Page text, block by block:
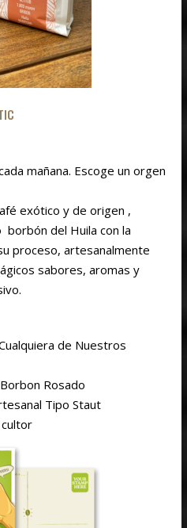
mañana. Escoge un orgen
exótico y de origen ,
del Huila con la
proceso, artesanalmente
sabores, aromas y
de Nuestros
Rosado
Tipo Staut